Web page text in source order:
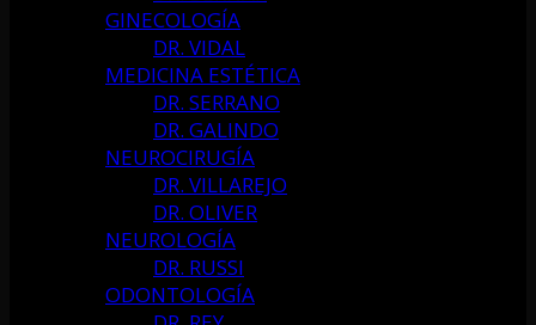
GINECOLOGÍA
DR. VIDAL
MEDICINA ESTÉTICA
DR. SERRANO
DR. GALINDO
NEUROCIRUGÍA
DR. VILLAREJO
DR. OLIVER
NEUROLOGÍA
DR. RUSSI
ODONTOLOGÍA